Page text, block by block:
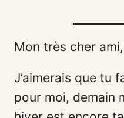
Mon très cher ami,
J’aimerais que tu
pour moi, demain